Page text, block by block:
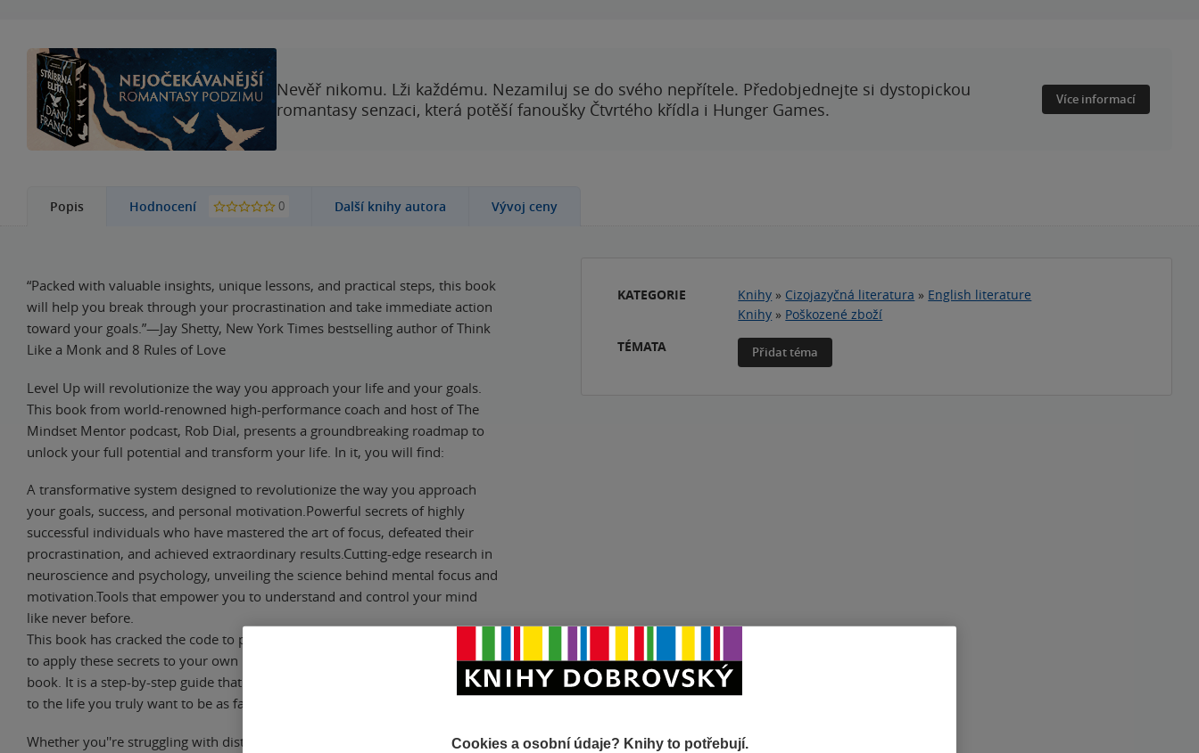
Nevěř nikomu. Lži každému. Nezamiluj se do svého nepřítele. Předobjednejte si dystopickou
romantasy senzaci, která potěší fanoušky Čtvrtého křídla i Hunger Games.
Více informací
Popis Hodnocení 0 Další knihy autora Vývoj ceny
“Packed with valuable insights, unique lessons, and practical steps, this book
will help you break through your procrastination and take immediate action
toward your goals.”—Jay Shetty, New York Times bestselling author of Think
Like a Monk and 8 Rules of Love
Level Up will revolutionize the way you approach your life and your goals.
This book from world-renowned high-performance coach and host of The
Mindset Mentor podcast, Rob Dial, presents a groundbreaking roadmap to
unlock your full potential and transform your life. In it, you will find:
A transformative system designed to revolutionize the way you approach
your goals, success, and personal motivation.Powerful secrets of highly
successful individuals who have mastered the art of focus, defeated their
procrastination, and achieved extraordinary results.Cutting-edge research in
neuroscience and psychology, unveiling the science behind mental focus and
motivation.Tools that empower you to understand and control your mind
like never before.
This book has cracked the code to peak performance and you will learn how
to apply these secrets to your own life. Level Up is not just another self-help
book. It is a step-by-step guide that helps you get from where you are now
to the life you truly want to be as fast as possible.
Whether you''re struggling with distractions, overwhelmed by a chaotic
KATEGORIE Knihy » Cizojazyčná literatura » English literature
Knihy » Poškozené zboží
TÉMATA
Přidat téma
Cookies a osobní údaje? Knihy to potřebují.